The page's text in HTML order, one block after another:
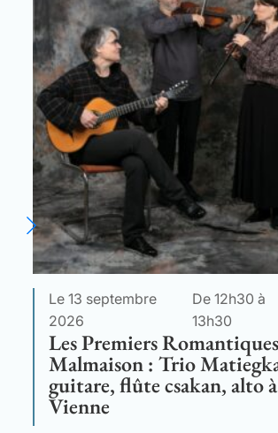
Le 13 septembre
2026
De 12h30 à
13h30
Les Premiers
Malmaison : Trio
guitare, flûte csakan, alto à
Vienne